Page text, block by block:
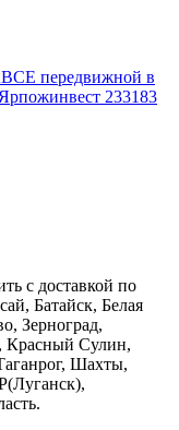
передвижной в
233183
с доставкой по
Батайск, Белая
Зерноград,
Красный Сулин,
Шахты,